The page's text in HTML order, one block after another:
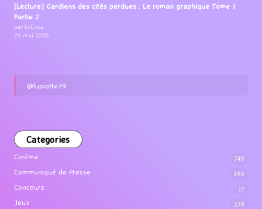
[Lecture] Gardiens des cités perdues : Le roman graphique Tome 1
Partie 2
par LuCioLe
25 mai 2026
@lupiotte79
Categories
Cinéma 749
Communiqué de Presse 190
Concours 12
Jeux 279